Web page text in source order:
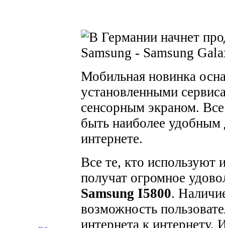
Мобильная новинка
установленными
сенсорным экраном.
быть наиболее
интернете.
Все те, кто используют
получат огромное
Samsung I5800.
возможность
интернета к интернету.